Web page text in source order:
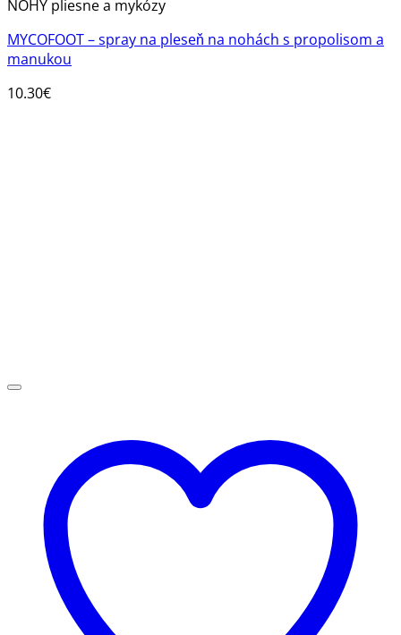
NOHY pliesne a mykózy
MYCOFOOT – spray na pleseň na nohách s propolisom a
manukou
10.30€